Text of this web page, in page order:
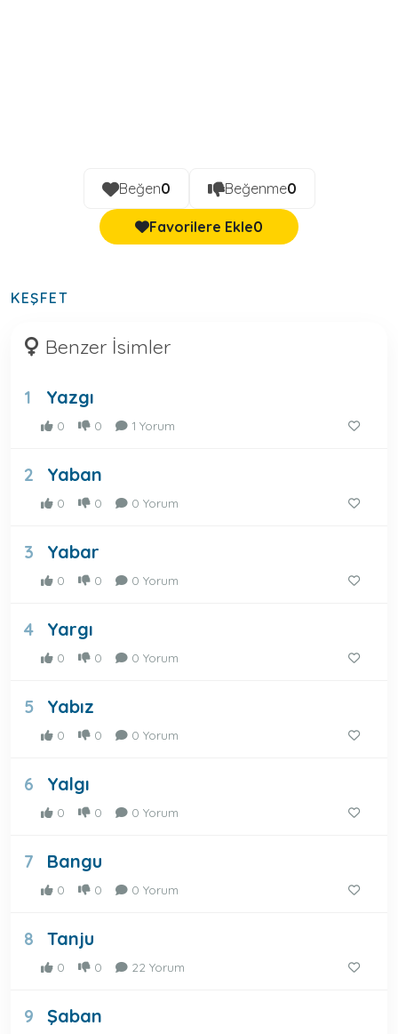
Beğen0 Beğenme0
Favorilere Ekle0
KEŞFET
Benzer İsimler
1 Yazgı
0 0 1 Yorum
2 Yaban
0 0 0 Yorum
3 Yabar
0 0 0 Yorum
4 Yargı
0 0 0 Yorum
5 Yabız
0 0 0 Yorum
6 Yalgı
0 0 0 Yorum
7 Bangu
0 0 0 Yorum
8 Tanju
0 0 22 Yorum
9 Şaban